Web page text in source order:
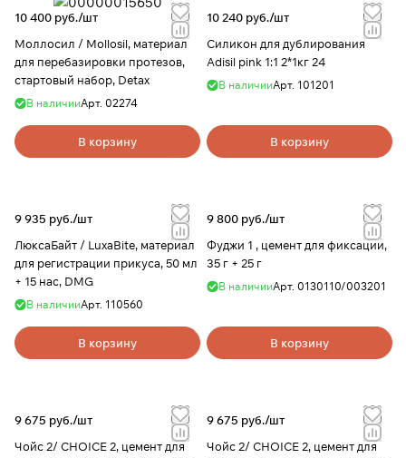
10 400 руб./шт
Моллосил / Mollosil, материал
для перебазировки протезов,
стартовый набор, Detax
В наличииАрт. 02274
В корзину
10 240 руб./шт
Силикон для дублирования
Adisil pink 1:1 2*1кг 24
В наличииАрт. 101201
В корзину
9 935 руб./шт
ЛюксаБайт / LuxaBite, материал
для регистрации прикуса, 50 мл
+ 15 нас, DMG
В наличииАрт. 110560
В корзину
9 800 руб./шт
Фуджи 1 , цемент для фиксации,
35 г + 25 г
В наличииАрт. 0130110/003201
В корзину
9 675 руб./шт
Чойс 2/ CHOICE 2, цемент для
9 675 руб./шт
Чойс 2/ CHOICE 2, цемент для